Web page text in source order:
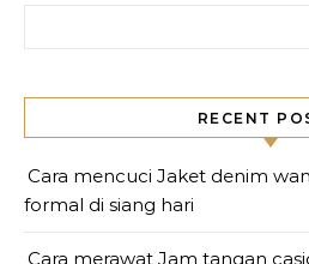
RECENT
Cara mencuci Jaket denim
formal di siang hari
Cara merawat Jam tangan